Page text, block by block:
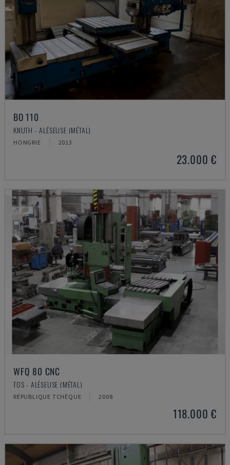
BO 110
KNUTH - ALÉSEUSE (MÉTAL)
HONGRIE 2013
23.000 €
WFQ 80 CNC
TOS - ALÉSEUSE (MÉTAL)
RÉPUBLIQUE TCHÈQUE 2008
118.000 €